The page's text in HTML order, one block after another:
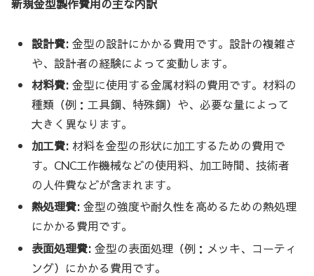
新規金型製作費用の主な内訳
設計費: 金型の設計にかかる費用です。設計の複雑さ
や、設計者の経験によって変動します。
材料費: 金型に使用する金属材料の費用です。材料の
種類（例：工具鋼、特殊鋼）や、必要な量によって
大きく異なります。
加工費: 材料を金型の形状に加工するための費用で
す。CNC工作機械などの使用料、加工時間、技術者
の人件費などが含まれます。
熱処理費: 金型の強度や耐久性を高めるための熱処理
にかかる費用です。
表面処理費: 金型の表面処理（例：メッキ、コーティ
ング）にかかる費用です。